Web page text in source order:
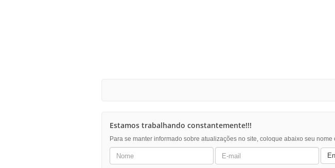
Estamos trabalhando constantemente!!!
Para se manter informado sobre atualizações no site, coloque abaixo seu